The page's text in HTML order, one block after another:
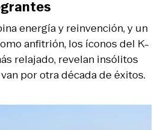
energía y reinvención, y un
anfitrión, los íconos del K-
relajado, revelan insólitos
por otra década de éxitos.